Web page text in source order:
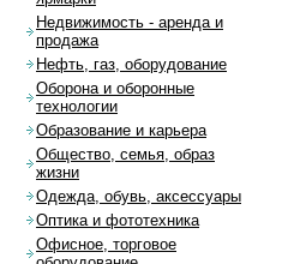
Недвижимость - аренда и
продажа
Нефть, газ, оборудование
Оборона и оборонные
технологии
Образование и карьера
Общество, семья, образ
жизни
Одежда, обувь, аксессуары
Оптика и фототехника
Офисное, торговое